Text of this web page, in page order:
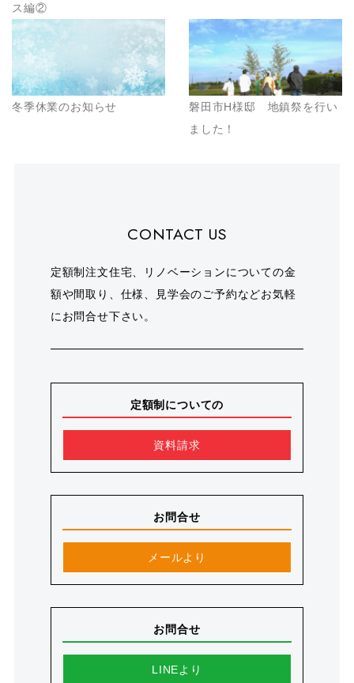
ス編②
冬季休業のお知らせ
磐田市H様邸 地鎮祭を行い
ました！
CONTACT US
定額制注文住宅、リノベーションについての金
額や間取り、仕様、見学会のご予約などお気軽
にお問合せ下さい。
定額制についての
資料請求
お問合せ
メールより
お問合せ
LINEより